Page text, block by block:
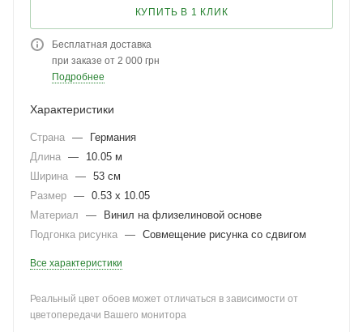
КУПИТЬ В 1 КЛИК
Бесплатная доставка
при заказе от 2 000 грн
Подробнее
Характеристики
Страна —
Германия
Длина —
10.05 м
Ширина — 53 см
Размер — 0.53 x 10.05
Материал
—
Винил на флизелиновой основе
Подгонка рисунка — Совмещение рисунка со сдвигом
Все характеристики
Реальный цвет обоев может отличаться в зависимости от
цветопередачи Вашего монитора